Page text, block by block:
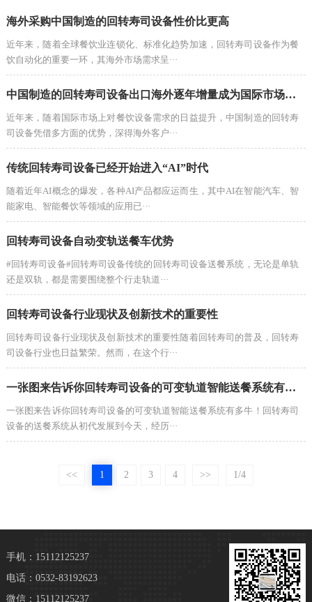
海外采购中国制造的回转寿司设备性价比更高
近年来，随着全球餐饮业连锁化、标准化趋势加速，回转寿司设备作为餐
饮自动化的重要一环，其海外市场需求呈···
中国制造的回转寿司设备出口海外逐年增量成为国际市场的热门选择
近年来，随着国际市场上对餐饮设备需求的日益提升，中国制造的回转寿
司设备凭借多方面的优势，深得海外客户···
传统回转寿司设备已经开始进入“AI”时代
随着近年AI概念的爆发，各种AI产品都应运而生，其中AI在智能汽车、智
能家电、智能餐饮等领域的应用已···
回转寿司设备自动变轨送餐车优势
#回转寿司设备#回转寿司设备传统的回转寿司设备送餐系统，无论是单轨
还是双轨，都是需要围绕整个行走轨道···
回转寿司设备行业现状及创新技术的重要性
回转寿司设备行业现状及创新技术的重要性随着回转寿司的普及，回转寿
司设备行业也日益繁荣。然而，在这个行···
一张图来告诉你回转寿司设备的可变轨道智能送餐系统有多牛！
一张图来告诉你回转寿司设备的可变轨道智能送餐系统有多牛！回转寿司
设备的送餐系统从初代发展到今天，经历···
<< 1 2 3 4 >> 1/4
手机：15112125237
电话：0532-83192623
微信：15112125237